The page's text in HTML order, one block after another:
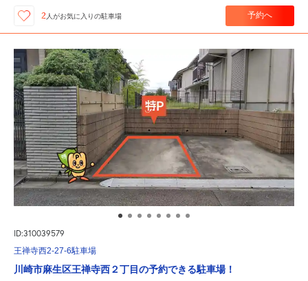
2 人がお気に入りの駐車場 予約へ
ID:310039579
王禅寺西2-27-6駐車場
川崎市麻生区王禅寺西２丁目の予約できる駐車場！